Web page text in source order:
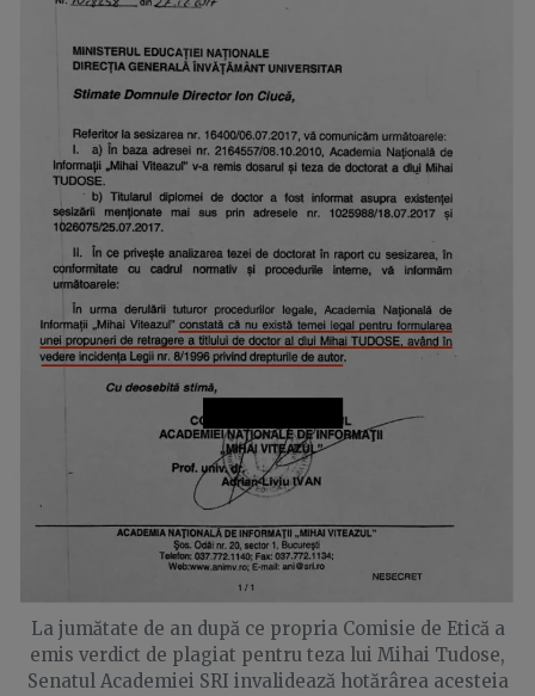
La jumătate de an după ce propria Comisie de Etică a
emis verdict de plagiat pentru teza lui Mihai Tudose,
Senatul Academiei SRI invalidează hotărârea acesteia